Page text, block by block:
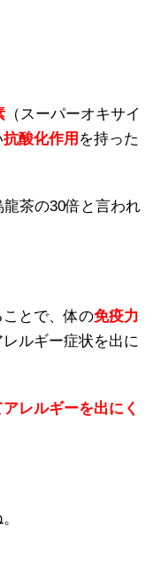
（スーパーオキサイ
抗酸化作用 を持った
茶の30倍と言われ
とで、体の免疫力
ルギー症状を出に
レルギーを出にく